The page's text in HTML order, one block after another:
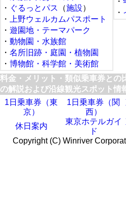
・ ぐるっとパス （施設）
・
上野ウェルカムパスポート
・ 遊園地・テーマパーク
・ 動物園・水族館
・ 名所旧跡・庭園・植物園
・ 博物館・科学館・美術館
・
料金・メリット・類似乗車券との
の解説および沿線観光スポット情
1日乗車券（東
京）
1日乗車券（関
西）
休日案内
東京ホテルガイ
ド
Copyright (C) Winriver